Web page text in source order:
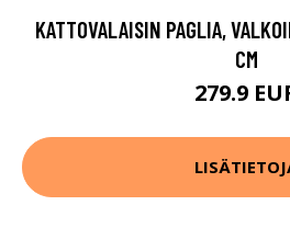
KATTOVALAISIN PAGLIA,
CM
279.9